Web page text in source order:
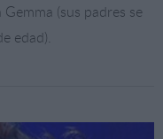
(sus padres se
edad).